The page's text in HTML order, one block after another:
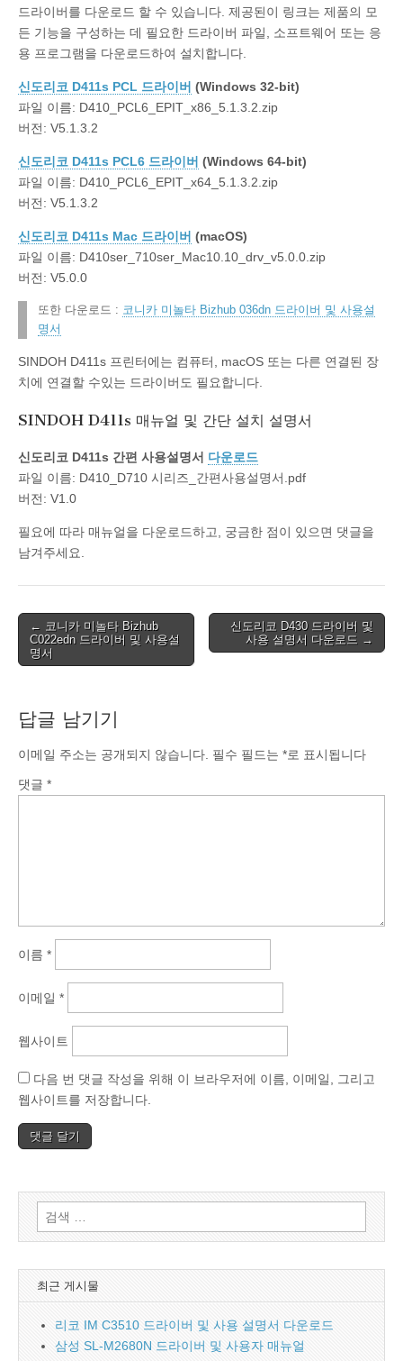
드라이버를 다운로드 할 수 있습니다. 제공된이 링크는 제품의 모
든 기능을 구성하는 데 필요한 드라이버 파일, 소프트웨어 또는 응
용 프로그램을 다운로드하여 설치합니다.
신도리코 D411s PCL 드라이버 (Windows 32-bit)
파일 이름: D410_PCL6_EPIT_x86_5.1.3.2.zip
버전: V5.1.3.2
신도리코 D411s PCL6 드라이버 (Windows 64-bit)
파일 이름: D410_PCL6_EPIT_x64_5.1.3.2.zip
버전: V5.1.3.2
신도리코 D411s Mac 드라이버 (macOS)
파일 이름: D410ser_710ser_Mac10.10_drv_v5.0.0.zip
버전: V5.0.0
또한 다운로드 : 코니카 미놀타 Bizhub 036dn 드라이버 및 사용설
명서
SINDOH D411s 프린터에는 컴퓨터, macOS 또는 다른 연결된 장
치에 연결할 수있는 드라이버도 필요합니다.
SINDOH D411s 매뉴얼 및 간단 설치 설명서
신도리코 D411s 간편 사용설명서 다운로드
파일 이름: D410_D710 시리즈_간편사용설명서.pdf
버전: V1.0
필요에 따라 매뉴얼을 다운로드하고, 궁금한 점이 있으면 댓글을
남겨주세요.
Post
navigation
← 코니카 미놀타 Bizhub
C022edn 드라이버 및 사용설
명서
신도리코 D430 드라이버 및
사용 설명서 다운로드 →
답글 남기기
이메일 주소는 공개되지 않습니다. 필수 필드는 *로 표시됩니다
댓글 *
이름 *
이메일 *
웹사이트
다음 번 댓글 작성을 위해 이 브라우저에 이름, 이메일, 그리고
웹사이트를 저장합니다.
검
색:
최근 게시물
리코 IM C3510 드라이버 및 사용 설명서 다운로드
삼성 SL-M2680N 드라이버 및 사용자 매뉴얼